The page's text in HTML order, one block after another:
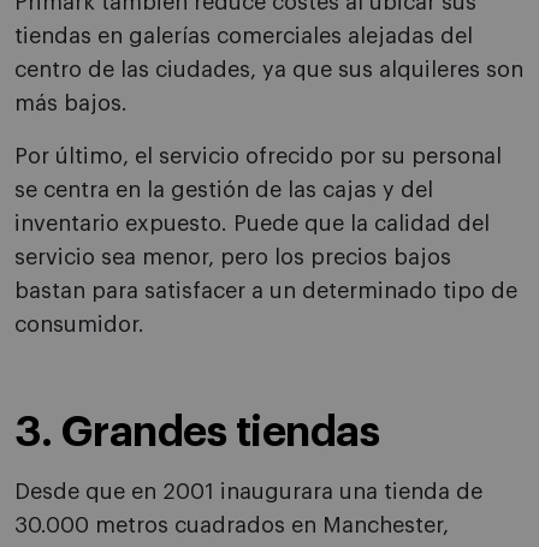
tiendas en galerías comerciales alejadas del
centro de las ciudades, ya que sus alquileres son
más bajos.
Por último, el servicio ofrecido por su personal
se centra en la gestión de las cajas y del
inventario expuesto. Puede que la calidad del
servicio sea menor, pero los precios bajos
bastan para satisfacer a un determinado tipo de
consumidor.
3. Grandes tiendas
Desde que en 2001 inaugurara una tienda de
30.000 metros cuadrados en Manchester,